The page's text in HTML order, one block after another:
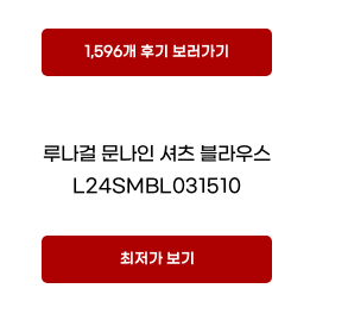
1,596개 후기 보러가기
루나걸 문나인 셔츠 블라우스
L24SMBL031510
최저가 보기